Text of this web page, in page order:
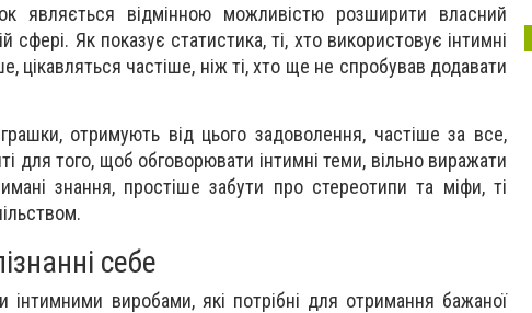
являється відмінною можливістю розширити власний
сфері. Як показує статистика, ті, хто використовує інтимні
цікавляться частіше, ніж ті, хто ще не спробував додавати
отримують від цього задоволення, частіше за все,
для того, щоб обговорювати інтимні теми, вільно виражати
знання, простіше забути про стереотипи та міфи, ті
себе
інтимними виробами, які потрібні для отримання бажаної